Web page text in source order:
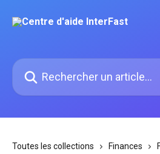
Rechercher un article...
Toutes les collections Finances